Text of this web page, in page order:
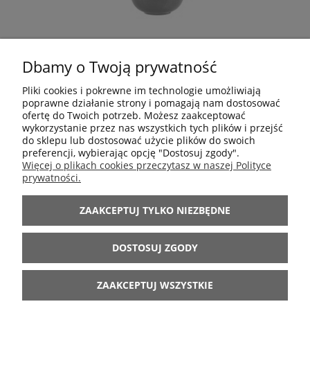
KUBEK BEZ UCHA AMERA LENE BJERRE 270 ML- NIEBIESKI
19,20 zł
Cena regularna:32,00 zł
Najniższa cena:25,60 zł
POWIADOM O DOSTĘPNOŚCI
Dbamy o Twoją prywatność
Pliki cookies i pokrewne im technologie umożliwiają
poprawne działanie strony i pomagają nam dostosować
ofertę do Twoich potrzeb. Możesz zaakceptować
wykorzystanie przez nas wszystkich tych plików i przejść
do sklepu lub dostosować użycie plików do swoich
preferencji, wybierając opcję "Dostosuj zgody".
Więcej o plikach cookies przeczytasz w naszej Polityce
prywatności.
ZAAKCEPTUJ TYLKO NIEZBĘDNE
DOSTOSUJ ZGODY
ZAAKCEPTUJ WSZYSTKIE